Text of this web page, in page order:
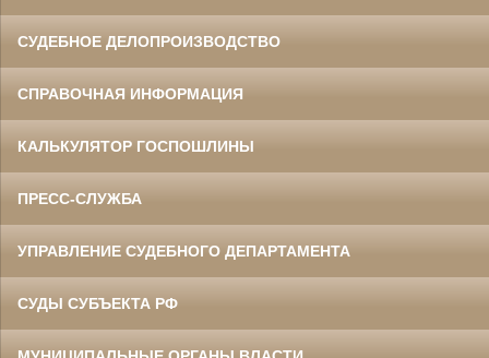
СУДЕБНОЕ ДЕЛОПРОИЗВОДСТВО
СПРАВОЧНАЯ ИНФОРМАЦИЯ
КАЛЬКУЛЯТОР ГОСПОШЛИНЫ
ПРЕСС-СЛУЖБА
УПРАВЛЕНИЕ СУДЕБНОГО ДЕПАРТАМЕНТА
СУДЫ СУБЪЕКТА РФ